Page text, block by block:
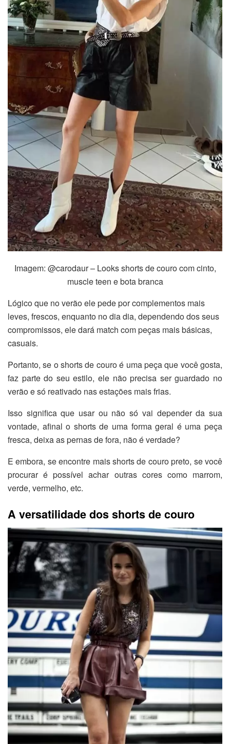
Imagem: @carodaur – Looks shorts de couro com cinto,
muscle teen e bota branca
Lógico que no verão ele pede por complementos mais
leves, frescos, enquanto no dia dia, dependendo dos seus
compromissos, ele dará match com peças mais básicas,
casuais.
Portanto, se o shorts de couro é uma peça que você gosta,
faz parte do seu estilo, ele não precisa ser guardado no
verão e só reativado nas estações mais frias.
Isso significa que usar ou não só vai depender da sua
vontade, afinal o shorts de uma forma geral é uma peça
fresca, deixa as pernas de fora, não é verdade?
E embora, se encontre mais shorts de couro preto, se você
procurar é possível achar outras cores como marrom,
verde, vermelho, etc.
A versatilidade dos shorts de couro